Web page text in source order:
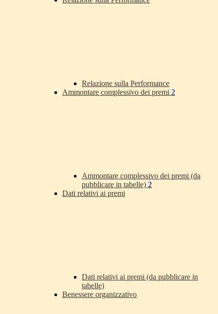
Relazione sulla Performance
Ammontare complessivo dei premi 2
Ammontare complessivo dei premi (da
pubblicare in tabelle) 2
Dati relativi ai premi
Dati relativi ai premi (da pubblicare in
tabelle)
Benessere organizzativo